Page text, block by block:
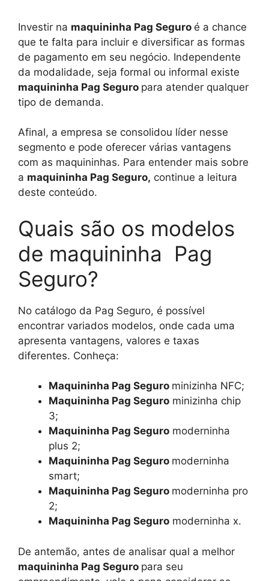
Investir na maquininha Pag Seguro é a chance
que te falta para incluir e diversificar as formas
de pagamento em seu negócio. Independente
da modalidade, seja formal ou informal existe
maquininha Pag Seguro para atender qualquer
tipo de demanda.
Afinal, a empresa se consolidou líder nesse
segmento e pode oferecer várias vantagens
com as maquininhas. Para entender mais sobre
a maquininha Pag Seguro, continue a leitura
deste conteúdo.
Quais são os modelos
de maquininha Pag
Seguro?
No catálogo da Pag Seguro, é possível
encontrar variados modelos, onde cada uma
apresenta vantagens, valores e taxas
diferentes. Conheça:
Maquininha Pag Seguro minizinha NFC;
Maquininha Pag Seguro minizinha chip
3;
Maquininha Pag Seguro moderninha
plus 2;
Maquininha Pag Seguro moderninha
smart;
Maquininha Pag Seguro moderninha pro
2;
Maquininha Pag Seguro moderninha x.
De antemão, antes de analisar qual a melhor
maquininha Pag Seguro para seu